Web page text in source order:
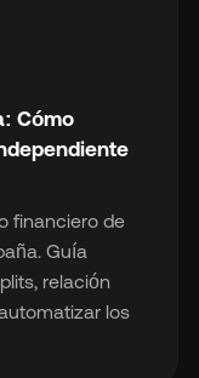
Cómo
financiero de
Guía
relación
los